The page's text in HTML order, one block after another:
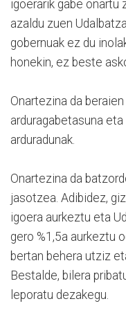
igoerarik gabe onartu
azaldu zuen
gobernuak ez du
honekin, ez beste
Onartezina da
arduragabetasuna
arduradunak.
Onartezina da
jasotzea. Adibidez,
igoera aurkeztu eta
gero %1,5a aurkeztu
bertan behera utziz
Bestalde, bilera
leporatu dezakegu.